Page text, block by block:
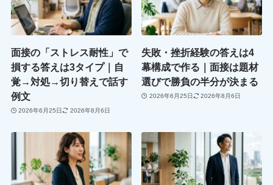
面接の「ストレス耐性」で
損する答えは3タイプ｜自
覚→対処→切り替えで話す
例文
2026年6月25日 2026年8月6日
失敗・挫折経験の答えは4
幕構成で作る｜面接は題材
選びで勝負の半分が決まる
2026年6月25日 2026年8月6日